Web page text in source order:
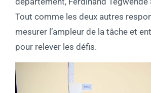
Tout comme les deux autres
mesurer l’ampleur de la tâche et
pour relever les défis.